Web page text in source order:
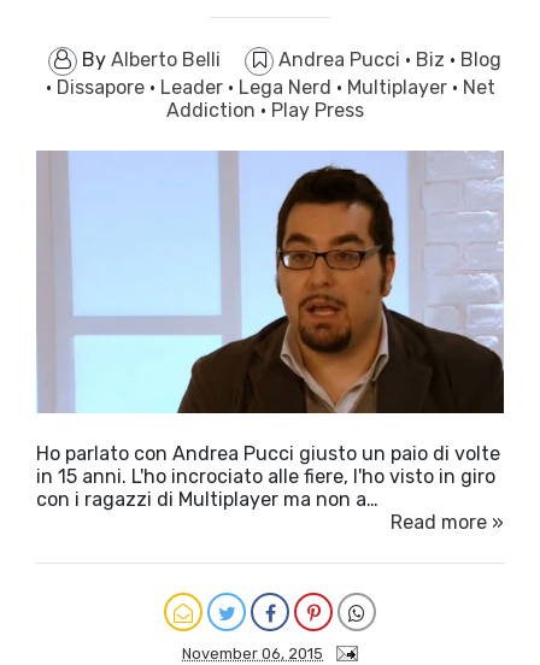
By Alberto Belli Andrea Pucci · Biz · Blog
· Dissapore · Leader · Lega Nerd · Multiplayer · Net
Addiction · Play Press
Ho parlato con Andrea Pucci giusto un paio di volte
in 15 anni. L'ho incrociato alle fiere, l'ho visto in giro
con i ragazzi di Multiplayer ma non a…
Read more »
November 06, 2015